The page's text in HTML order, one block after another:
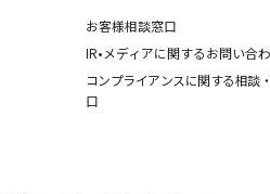
お客様相談窓口
IR•メディアに関するお問い合
コンプライアンスに関する相談
口